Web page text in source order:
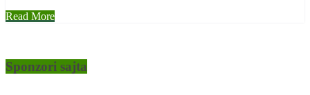
Read More
Sponzori sajta